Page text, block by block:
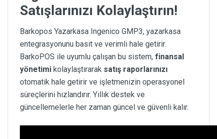
Satışlarınızı Kolaylaştırın!
Barkopos Yazarkasa Ingenico GMP3, yazarkasa
entegrasyonunu basit ve verimli hale getirir.
BarkoPOS ile uyumlu çalışan bu sistem, finansal
yönetimi kolaylaştırarak satış raporlarınızı
otomatik hale getirir ve işletmenizin operasyonel
süreçlerini hızlandırır. Yıllık destek ve
güncellemelerle her zaman güncel ve güvenli kalır.